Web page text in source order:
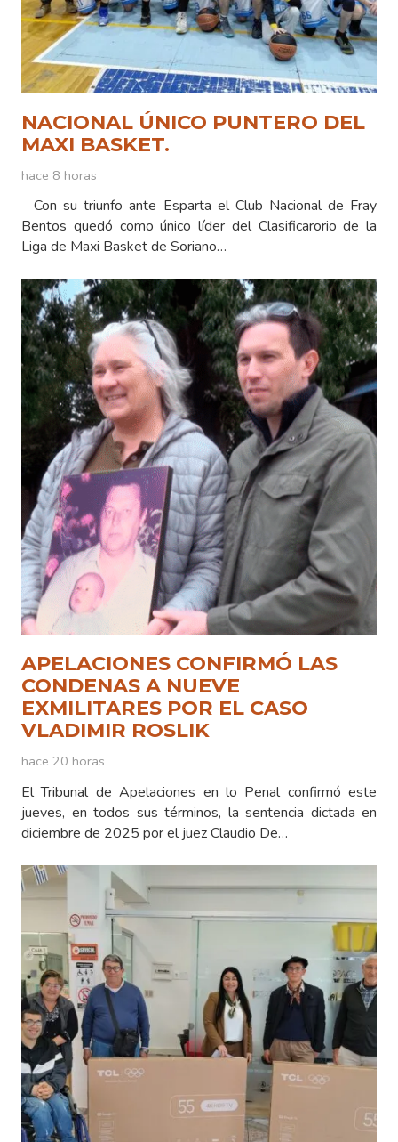
NACIONAL ÚNICO PUNTERO DEL
MAXI BASKET.
hace 8 horas
Con su triunfo ante Esparta el Club Nacional de Fray
Bentos quedó como único líder del Clasificarorio de la
Liga de Maxi Basket de Soriano…
APELACIONES CONFIRMÓ LAS
CONDENAS A NUEVE
EXMILITARES POR EL CASO
VLADIMIR ROSLIK
hace 20 horas
El Tribunal de Apelaciones en lo Penal confirmó este
jueves, en todos sus términos, la sentencia dictada en
diciembre de 2025 por el juez Claudio De…